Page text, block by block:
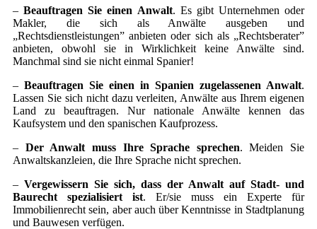
– Beauftragen Sie einen Anwalt. Es gibt Unternehmen oder
Makler, die sich als Anwälte ausgeben und
„Rechtsdienstleistungen” anbieten oder sich als „Rechtsberater”
anbieten, obwohl sie in Wirklichkeit keine Anwälte sind.
Manchmal sind sie nicht einmal Spanier!
– Beauftragen Sie einen in Spanien zugelassenen Anwalt.
Lassen Sie sich nicht dazu verleiten, Anwälte aus Ihrem eigenen
Land zu beauftragen. Nur nationale Anwälte kennen das
Kaufsystem und den spanischen Kaufprozess.
– Der Anwalt muss Ihre Sprache sprechen. Meiden Sie
Anwaltskanzleien, die Ihre Sprache nicht sprechen.
– Vergewissern Sie sich, dass der Anwalt auf Stadt- und
Baurecht spezialisiert ist. Er/sie muss ein Experte für
Immobilienrecht sein, aber auch über Kenntnisse in Stadtplanung
und Bauwesen verfügen.